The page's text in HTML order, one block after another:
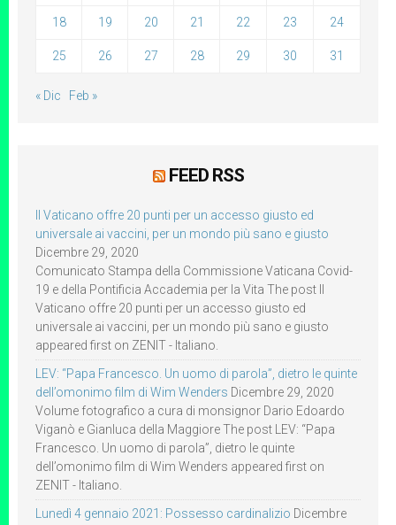
18 19 20 21 22 23 24
25 26 27 28 29 30 31
« Dic Feb »
FEED RSS
Il Vaticano offre 20 punti per un accesso giusto ed
universale ai vaccini, per un mondo più sano e giusto
Dicembre 29, 2020
Comunicato Stampa della Commissione Vaticana Covid-
19 e della Pontificia Accademia per la Vita The post Il
Vaticano offre 20 punti per un accesso giusto ed
universale ai vaccini, per un mondo più sano e giusto
appeared first on ZENIT - Italiano.
LEV: “Papa Francesco. Un uomo di parola”, dietro le quinte
dell’omonimo film di Wim Wenders Dicembre 29, 2020
Volume fotografico a cura di monsignor Dario Edoardo
Viganò e Gianluca della Maggiore The post LEV: “Papa
Francesco. Un uomo di parola”, dietro le quinte
dell’omonimo film di Wim Wenders appeared first on
ZENIT - Italiano.
Lunedì 4 gennaio 2021: Possesso cardinalizio Dicembre